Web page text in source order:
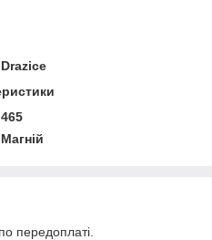
Drazice
465
Магній
передоплаті.